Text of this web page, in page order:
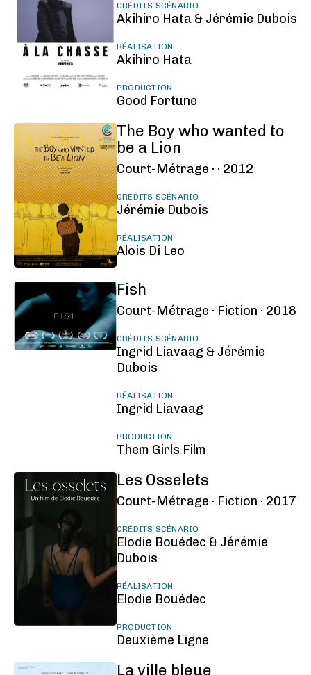
CRÉDITS SCÉNARIO
Akihiro Hata & Jérémie Dubois
RÉALISATION
Akihiro Hata
PRODUCTION
Good Fortune
The Boy who wanted to
be a Lion
Court-Métrage · · 2012
CRÉDITS SCÉNARIO
Jérémie Dubois
RÉALISATION
Alois Di Leo
Fish
Court-Métrage · Fiction · 2018
CRÉDITS SCÉNARIO
Ingrid Liavaag & Jérémie
Dubois
RÉALISATION
Ingrid Liavaag
PRODUCTION
Them Girls Film
Les Osselets
Court-Métrage · Fiction · 2017
CRÉDITS SCÉNARIO
Elodie Bouédec & Jérémie
Dubois
RÉALISATION
Elodie Bouédec
PRODUCTION
Deuxième Ligne
La ville bleue